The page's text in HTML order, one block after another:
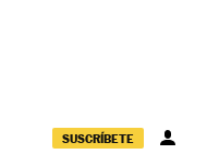
SUSCRÍBETE